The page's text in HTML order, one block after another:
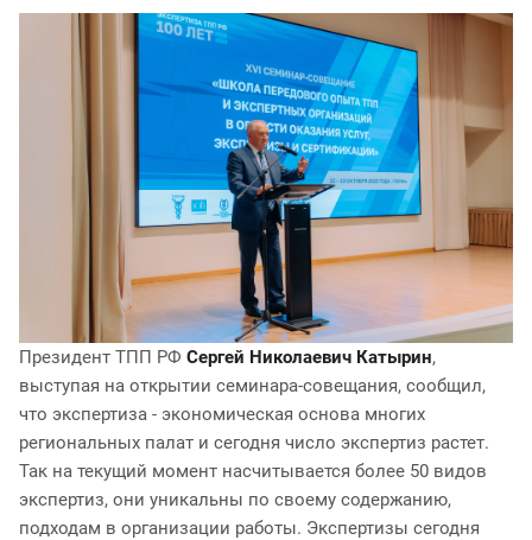
Президент ТПП РФ Сергей Николаевич Катырин,
выступая на открытии семинара-совещания, сообщил,
что экспертиза - экономическая основа многих
региональных палат и сегодня число экспертиз растет.
Так на текущий момент насчитывается более 50 видов
экспертиз, они уникальны по своему содержанию,
подходам в организации работы. Экспертизы сегодня